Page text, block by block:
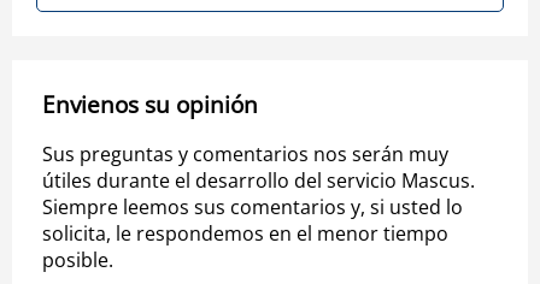
Envienos su opinión
Sus preguntas y comentarios nos serán muy
útiles durante el desarrollo del servicio Mascus.
Siempre leemos sus comentarios y, si usted lo
solicita, le respondemos en el menor tiempo
posible.